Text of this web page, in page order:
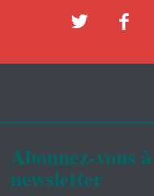
Abonnez-vous
newsletter